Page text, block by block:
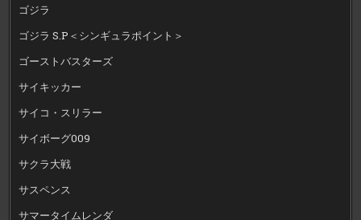
ゴジラ
ゴジラ S.P＜シンギュラポイント＞
ゴーストバスターズ
サイキッカー
サイコ・スリラー
サイボーグ009
サクラ大戦
サスペンス
サマータイムレンダ